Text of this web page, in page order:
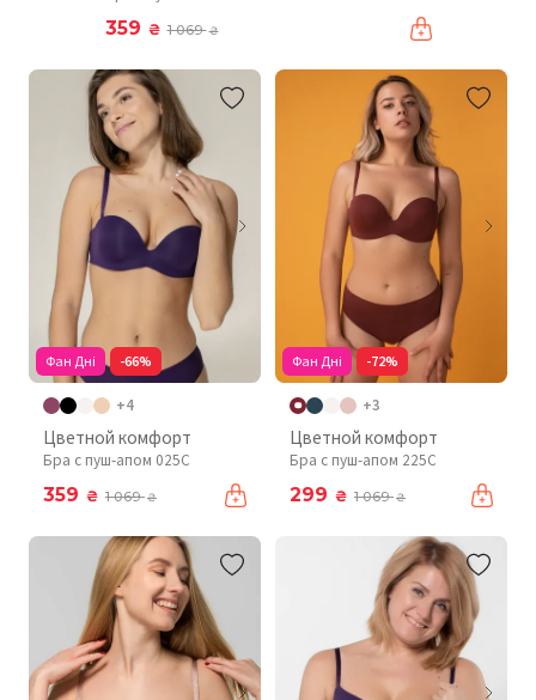
359 ₴ 1 069₴
Фан Дні -66%
+4
Цветной комфорт
Бра с пуш-апом 025C
359 ₴ 1 069₴
Фан Дні -72%
+3
Цветной комфорт
Бра с пуш-апом 225C
299 ₴ 1 069₴